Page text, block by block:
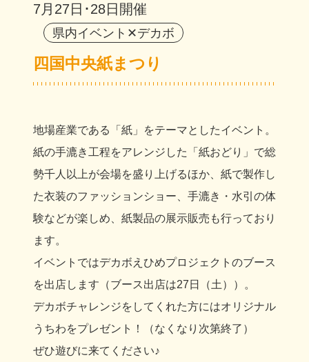
デカボdeスタンプラリー - RALLY
愛媛愛。やけん、デカボ。LINEキャンペーン
NEWS
デカボを学ぶ
デカボアクションを知る
愛媛のデカボヒーロー
本サイトについて
愛媛県地球温暖化防止活動推進センター
7月27日･28日開催
県内イベント✕デカボ
四国中央紙まつり
地場産業である「紙」をテーマとしたイベント。
紙の手漉き工程をアレンジした「紙おどり」で総
勢千人以上が会場を盛り上げるほか、紙で製作し
た衣装のファッションショー、手漉き・水引の体
験などが楽しめ、紙製品の展示販売も行っており
ます。
イベントではデカボえひめプロジェクトのブース
を出店します（ブース出店は27日（土））。
デカボチャレンジをしてくれた方にはオリジナル
うちわをプレゼント！（なくなり次第終了）
ぜひ遊びに来てください♪